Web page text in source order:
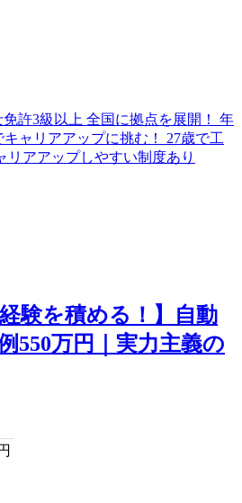
験を積める！】自動
550万円｜実力主義の